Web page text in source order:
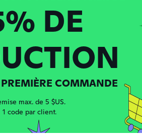
DE
COMMANDE
max. de 5 $US.
1 code par client.